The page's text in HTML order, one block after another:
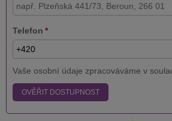
Telefon *
Vaše osobní údaje zpracováváme v
OVĚŘIT DOSTUPNOST